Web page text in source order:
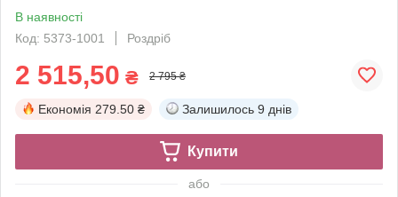
В наявності
Код: 5373-1001
Роздріб
2 515,50 ₴ 2 795 ₴
Економія 279.50 ₴ Залишилось 9 днів
Купити
або